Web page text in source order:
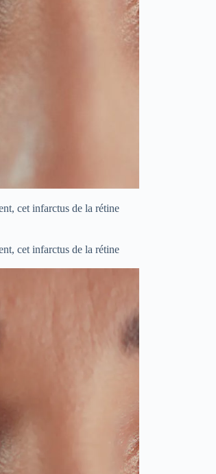
cet infarctus de la rétine
cet infarctus de la rétine